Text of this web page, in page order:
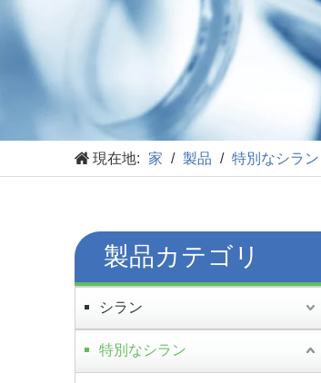
現在地: 家 / 製品 / 特別なシラン
製品カテゴリ
シラン
特別なシラン